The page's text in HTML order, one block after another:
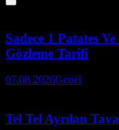
Sadece 1 Patates
Gözleme Tarifi
07.08.2026Genel
Tel Tel Ayrılan